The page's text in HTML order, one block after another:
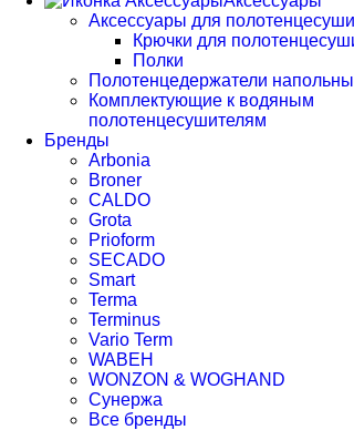
Аксессуары для
Крючки для
Полки
Полотенцедержатели
Комплектующие к водяным
полотенцесушителям
Бренды
Arbonia
Broner
CALDO
Grota
Prioform
SECADO
Smart
Terma
Terminus
Vario Term
WABEH
WONZON & WOGHAND
Сунержа
Все бренды